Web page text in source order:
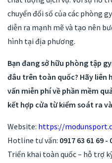
chuyển đổi số của các phòng
diễn ra mạnh mẽ và tạo nên
hình tại địa phương.
Bạn đang sở hữu phòng tập
đâu trên toàn quốc? Hãy liên
vấn miễn phí về phần mềm
kết hợp cửa từ kiểm soát ra
Website: https://
Hotline tư vấn: 0917 63 61 69 -
Triển khai toàn quốc – hỗ trợ